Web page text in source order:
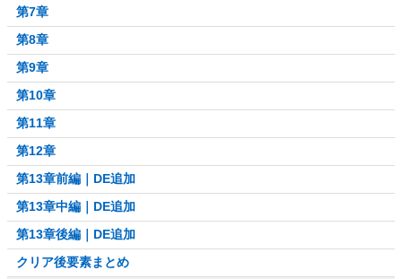
第7章
第8章
第9章
第10章
第11章
第12章
第13章前編｜DE追加
第13章中編｜DE追加
第13章後編｜DE追加
クリア後要素まとめ